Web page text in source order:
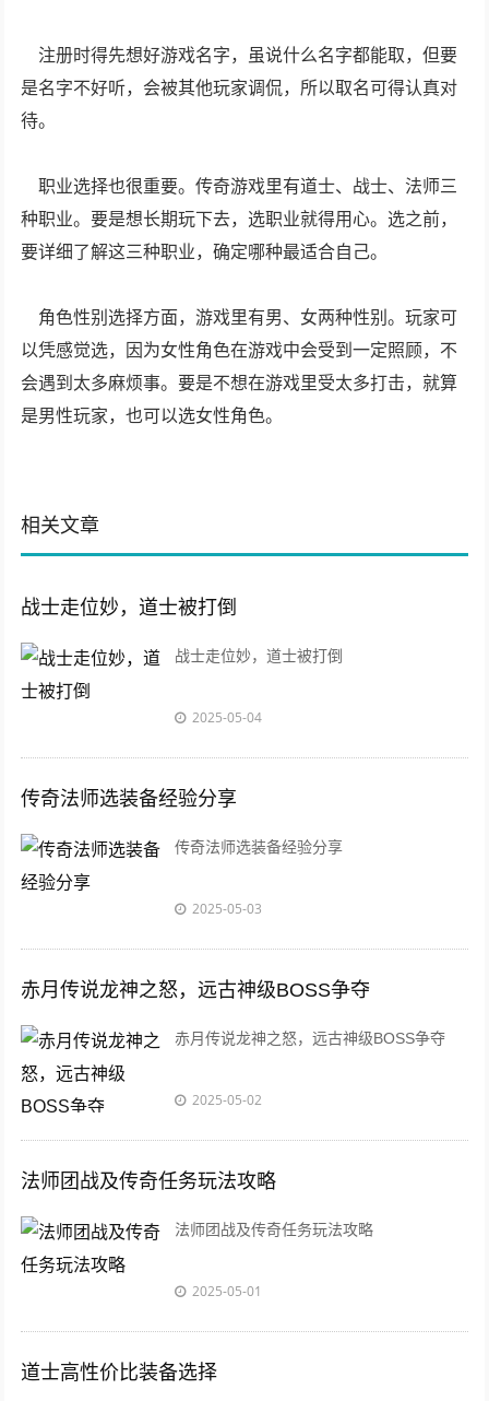
注册时得先想好游戏名字，虽说什么名字都能取，但要
是名字不好听，会被其他玩家调侃，所以取名可得认真对
待。
职业选择也很重要。传奇游戏里有道士、战士、法师三
种职业。要是想长期玩下去，选职业就得用心。选之前，
要详细了解这三种职业，确定哪种最适合自己。
角色性别选择方面，游戏里有男、女两种性别。玩家可
以凭感觉选，因为女性角色在游戏中会受到一定照顾，不
会遇到太多麻烦事。要是不想在游戏里受太多打击，就算
是男性玩家，也可以选女性角色。
相关文章
战士走位妙，道士被打倒
战士走位妙，道士被打倒
2025-05-04
传奇法师选装备经验分享
传奇法师选装备经验分享
2025-05-03
赤月传说龙神之怒，远古神级BOSS争夺
赤月传说龙神之怒，远古神级BOSS争夺
2025-05-02
法师团战及传奇任务玩法攻略
法师团战及传奇任务玩法攻略
2025-05-01
道士高性价比装备选择